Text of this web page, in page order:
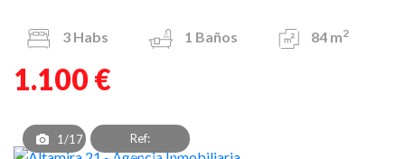
3 Habs 1 Baños 84 m2
1.100 €
1/17
Ref: